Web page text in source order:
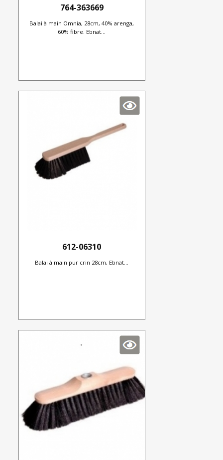
764-363669
Balai à main Omnia, 28cm, 40% arenga,
60% fibre. Ebnat...
612-06310
Balai à main pur crin 28cm, Ebnat...